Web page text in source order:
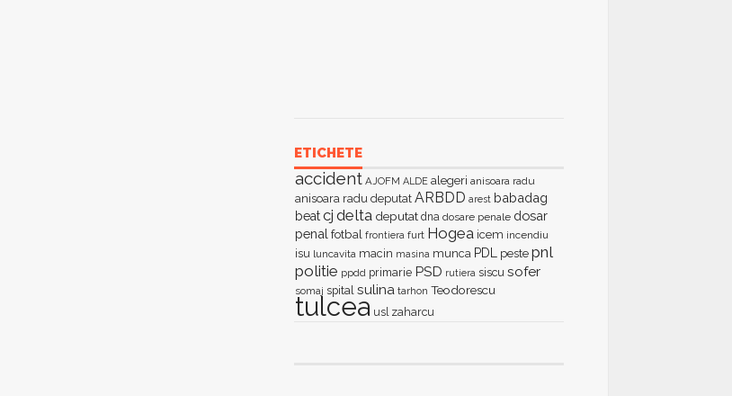
ETICHETE
accident AJOFM ALDE alegeri anisoara radu
anisoara radu deputat ARBDD arest babadag
beatcj delta deputat dna dosare penale dosar
penal fotbal frontiera furt Hogea icem incendiu
isu luncavita macin masina munca PDL peste pnl
politie ppdd primarie PSD rutiera siscu sofer
somaj spital sulina tarhon Teodorescu
tulcea usl zaharcu